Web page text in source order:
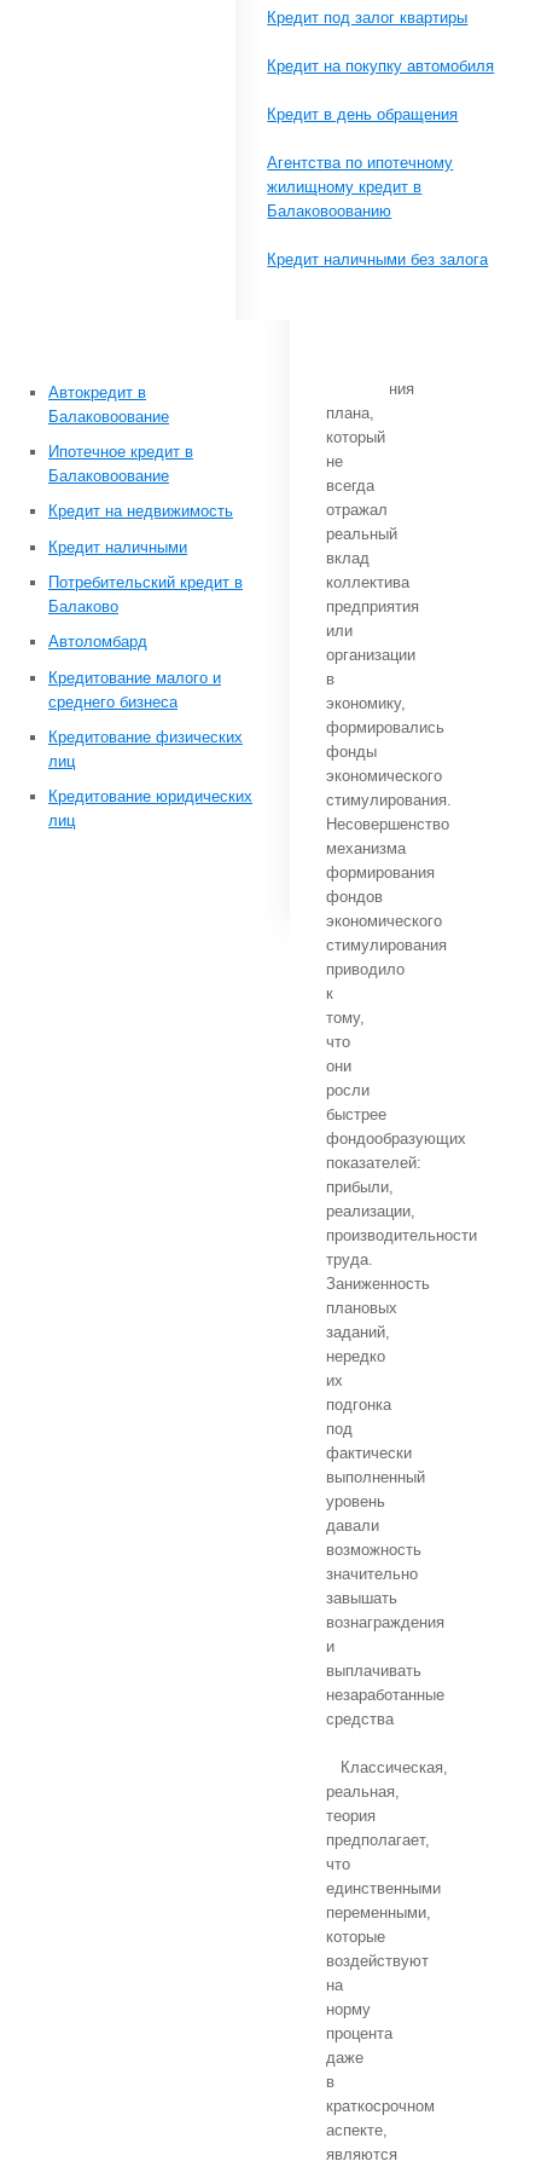
Кредит под залог квартиры
Кредит на покупку автомобиля
Кредит в день обращения
Агентства по ипотечному
жилищному кредит в
Балаковоованию
Кредит наличными без залога
субъектов
Федерации
пределах
на
них
лимитов;
выполнения
плана,
который
не
всегда
отражал
реальный
вклад
коллектива
предприятия
или
организации
в
экономику,
формировались
фонды
экономического
стимулирования.
Несовершенство
механизма
формирования
фондов
экономического
стимулирования
приводило
к
тому,
что
они
росли
быстрее
фондообразующих
показателей:
прибыли,
реализации,
производительности
труда.
Заниженность
плановых
заданий,
нередко
их
подгонка
под
фактически
выполненный
уровень
давали
возможность
значительно
завышать
вознаграждения
и
выплачивать
незаработанные
средства
Классическая,
реальная,
теория
предполагает,
что
единственными
переменными,
которые
воздействуют
на
норму
процента
даже
в
краткосрочном
аспекте,
являются
Автокредит в
Балаковоование
Ипотечное кредит в
Балаковоование
Кредит на недвижимость
Кредит наличными
Потребительский кредит в
Балаково
Автоломбард
Кредитование малого и
среднего бизнеса
Кредитование физических
лиц
Кредитование юридических
лиц